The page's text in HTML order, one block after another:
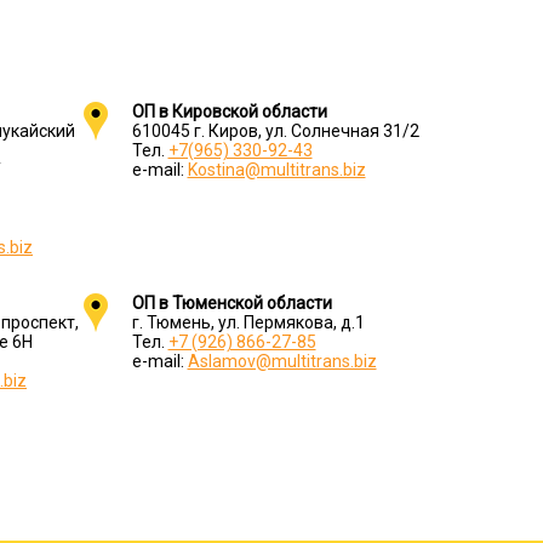
ОП в Кировской области
610045 г. Киров, ул. Солнечная 31/2
Тел. +7(965) 330-92-43
e-mail: Kostina@multitrans.biz
6Н
ОП в Тюменской области
г. Тюмень, ул. Пермякова, д.1
Тел. +7 (926) 866-27-85
e-mail: Aslamov@multitrans.biz